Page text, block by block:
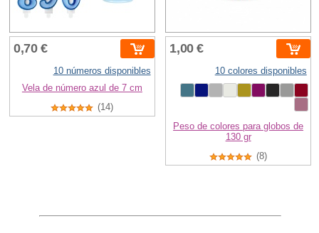
0,70 €
10 números disponibles
Vela de número azul de 7 cm
(14)
1,00 €
10 colores disponibles
Peso de colores para globos de
130 gr
(8)